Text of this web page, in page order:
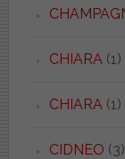
CHIARA (1)
CHIARA (1)
CIDNEO (3)